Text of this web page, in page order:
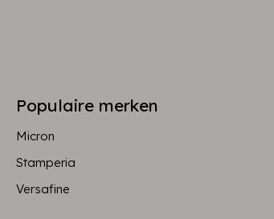
Populaire merken
Micron
Stamperia
Versafine